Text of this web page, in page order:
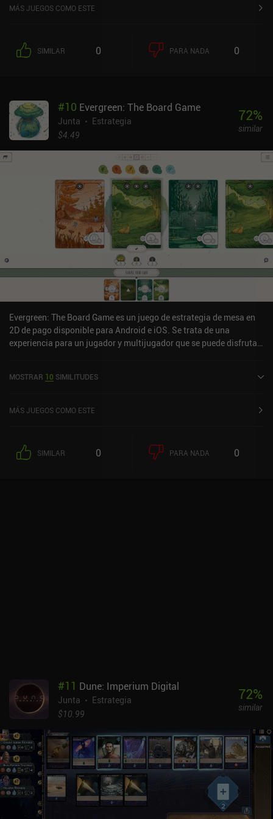
MÁS JUEGOS COMO ESTE
SIMILAR 0 PARA NADA 0
#10 Evergreen: The Board Game
Junta
Estrategia
$4.49
72%
similar
Evergreen: The Board Game es un juego de estrategia de mesa en
2D de pago disponible para Android e iOS. Se trata de una
experiencia para un jugador y multijugador que se puede disfrutar
con una valoración de 4,3 sobre 5,0 en Google Play y de 4,6 sobre
MOSTRAR 10 SIMILITUDES
MÁS JUEGOS COMO ESTE
SIMILAR 0 PARA NADA 0
#11 Dune: Imperium Digital
Junta
Estrategia
$10.99
72%
similar